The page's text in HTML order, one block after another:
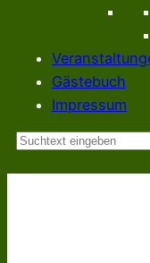
Gästebuch
Impressum
Suchen